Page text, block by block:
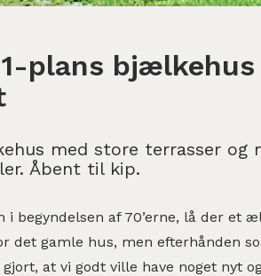
plans bjælkehus
med store terrasser og
Åbent til kip.
i begyndelsen af 70’erne, lå der et
det gamle hus, men efterhånden
at vi godt ville have noget nyt